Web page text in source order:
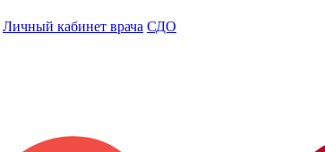
Личный кабинет врача СДО